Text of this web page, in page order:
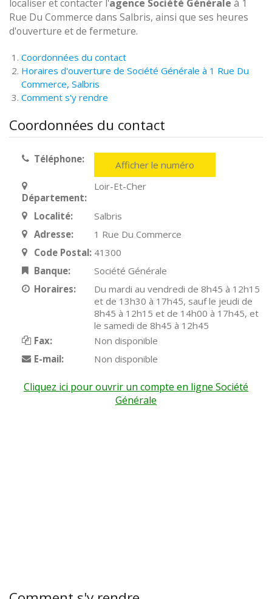
localiser et contacter l'agence Société Générale à 1
Rue Du Commerce dans Salbris, ainsi que ses heures
d'ouverture et de fermeture.
Coordonnées du contact
Horaires d'ouverture de Société Générale à 1 Rue Du
Commerce, Salbris
Comment s'y rendre
Coordonnées du contact
Téléphone: Afficher le numéro
Département:
Loir-Et-Cher
Localité:
Salbris
Adresse:
1 Rue Du Commerce
Code Postal: 41300
Banque:
Société Générale
Horaires:
Du mardi au vendredi de 8h45 à 12h15
et de 13h30 à 17h45, sauf le jeudi de
8h45 à 12h15 et de 14h00 à 17h45, et
le samedi de 8h45 à 12h45
Fax:
Non disponible
E-mail:
Non disponible
Cliquez ici pour ouvrir un compte en ligne Société
Générale